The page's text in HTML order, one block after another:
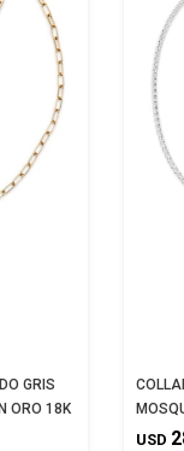
GRIS
ORO 18K
USD